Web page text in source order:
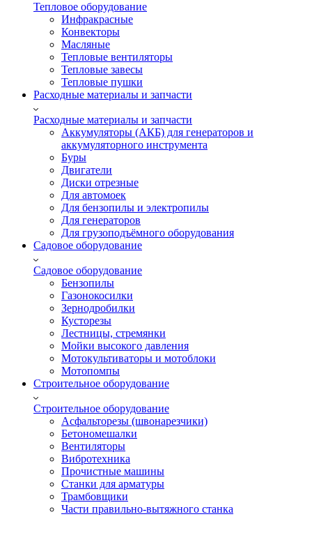
Тепловое оборудование
Инфракрасные
Конвекторы
Масляные
Тепловые вентиляторы
Тепловые завесы
Тепловые пушки
Расходные материалы и запчасти
Расходные материалы и запчасти
Аккумуляторы (АКБ) для генераторов и
аккумуляторного инструмента
Буры
Двигатели
Диски отрезные
Для автомоек
Для бензопилы и электропилы
Для генераторов
Для грузоподъёмного оборудования
Садовое оборудование
Садовое оборудование
Бензопилы
Газонокосилки
Зернодробилки
Кусторезы
Лестницы, стремянки
Мойки высокого давления
Мотокультиваторы и мотоблоки
Мотопомпы
Строительное оборудование
Строительное оборудование
Асфальторезы (швонарезчики)
Бетономешалки
Вентиляторы
Вибротехника
Прочистные машины
Станки для арматуры
Трамбовщики
Части правильно-вытяжного станка